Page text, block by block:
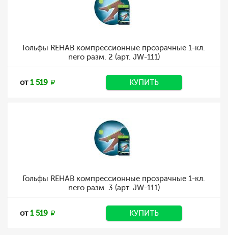
Гольфы REHAB компрессионные прозрачные 1-кл.
nero разм. 2 (арт. JW-111)
от1 519 КУПИТЬ
Гольфы REHAB компрессионные прозрачные 1-кл.
nero разм. 3 (арт. JW-111)
от1 519 КУПИТЬ